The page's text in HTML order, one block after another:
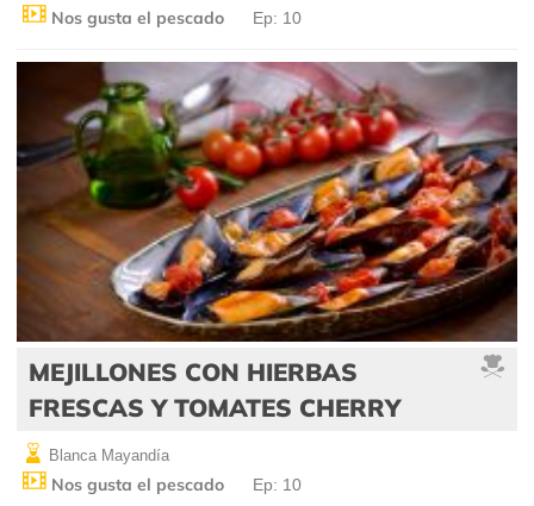
Nos gusta el pescado Ep: 10
MEJILLONES CON HIERBAS
FRESCAS Y TOMATES CHERRY
Blanca Mayandía
Nos gusta el pescado Ep: 10